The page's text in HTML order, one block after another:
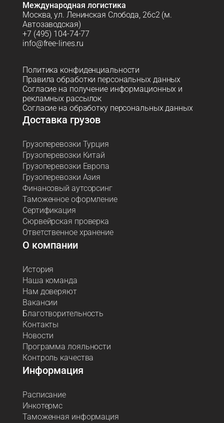
Международная логистика
Москва, ул. Ленинская Слобода, 26с2 (м.
Автозаводская)
+7 (495) 104-74-77
info@free-lines.ru
Политика конфиденциальности
Правила обработки персональных данных
Согласие на получение информационных и
рекламных рассылок
Согласие на обработку персональных данных
Доставка грузов
Грузоперевозки Турция
Грузоперевозки Китай
Грузоперевозки Европа
Грузоперевозки Азия
Финансовый аутсорсинг
Таможенное оформление
Сертификация
Сюрвейрская проверка
Ответственное хранение
О компании
История
Наша команда
Нам доверяют
Вакансии
Благотворительность
Контакты
Новости
Программа лояльности
Контроль качества
Информация
Расписание
Инкотермс
Таможенная информация